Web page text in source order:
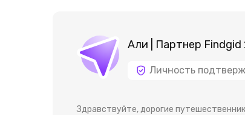
Али | Партнер Findgid
Личность
Здравствуйте, дорогие